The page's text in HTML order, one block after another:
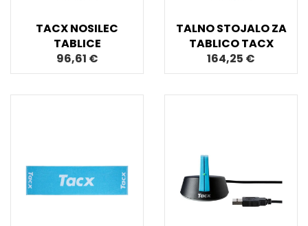
TACX NOSILEC
TABLICE
96,61 €
TALNO STOJALO ZA
TABLICO TACX
164,25 €